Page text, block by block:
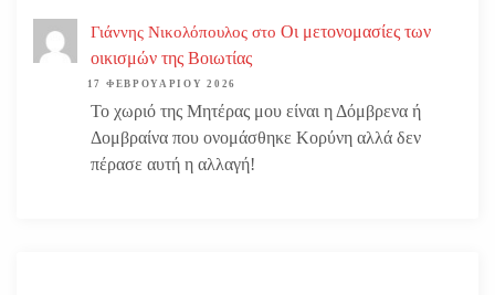
Γιάννης Νικολόπουλος στο Οι μετονομασίες των
οικισμών της Βοιωτίας
17 ΦΕΒΡΟΥΑΡΊΟΥ 2026
Το χωριό της Μητέρας μου είναι η Δόμβρενα ή
Δομβραίνα που ονομάσθηκε Κορύνη αλλά δεν
πέρασε αυτή η αλλαγή!